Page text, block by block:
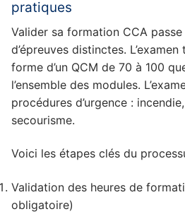
pratiques
Valider sa formation CCA
d’épreuves distinctes.
forme d’un QCM de 70 à 100
l’ensemble des modules.
procédures d’urgence :
secourisme.
Voici les étapes clés du
Validation des heures de
obligatoire)